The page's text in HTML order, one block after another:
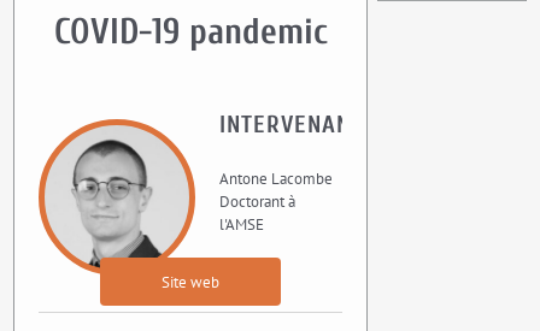
COVID-19 pandemic
INTERVENANT
Antone Lacombe
Doctorant à
l'AMSE
Site web